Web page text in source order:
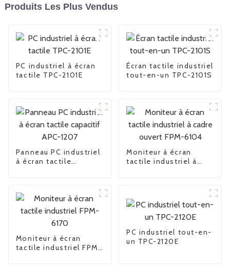
Produits Les Plus Vendus
PC industriel à écran
tactile TPC-2101E
Écran tactile industriel
tout-en-un TPC-2101S
Panneau PC industriel
à écran tactile
Moniteur à écran
tactile industriel à
Moniteur à écran
tactile industriel FPM-
PC industriel tout-en-
un TPC-2120E